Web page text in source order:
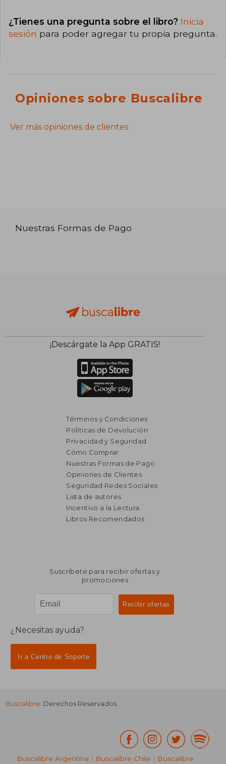
¿Tienes una pregunta sobre el libro? Inicia
sesión para poder agregar tu propia pregunta.
Opiniones sobre Buscalibre
Ver más opiniones de clientes
Nuestras Formas de Pago
¡Descárgate la App GRATIS!
Términos y Condiciones
Políticas de Devolución
Privacidad y Seguridad
Cómo Comprar
Nuestras Formas de Pago
Opiniones de Clientes
Seguridad Redes Sociales
Lista de autores
Incentivo a la Lectura
Libros Recomendados
Suscríbete para recibir ofertas y
promociones
¿Necesitas ayuda?
Ir a Centro de Soporte
Buscalibre. Derechos Reservados.
Buscalibre Argentina | Buscalibre Chile | Buscalibre